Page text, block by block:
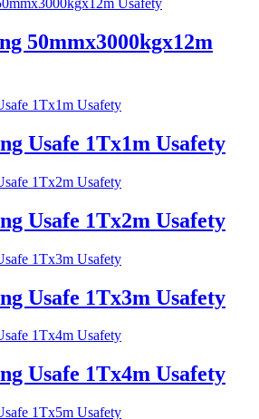
50mmx3000kgx12m
Usafe 1Tx1m Usafety
Usafe 1Tx2m Usafety
Usafe 1Tx3m Usafety
Usafe 1Tx4m Usafety